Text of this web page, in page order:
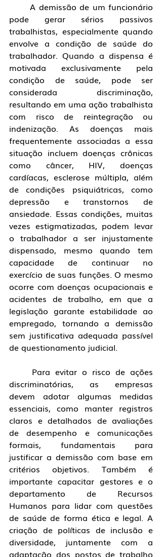
	A demissão de um funcionário
pode gerar sérios passivos
trabalhistas, especialmente quando
envolve a condição de saúde do
trabalhador. Quando a dispensa é
motivada exclusivamente pela
condição de saúde, pode ser
considerada discriminação,
resultando em uma ação trabalhista
com risco de reintegração ou
indenização. As doenças mais
frequentemente associadas a essa
situação incluem doenças crônicas
como câncer, HIV, doenças
cardíacas, esclerose múltipla, além
de condições psiquiátricas, como
depressão e transtornos de
ansiedade. Essas condições, muitas
vezes estigmatizadas, podem levar
o trabalhador a ser injustamente
dispensado, mesmo quando tem
capacidade de continuar no
exercício de suas funções. O mesmo
ocorre com doenças ocupacionais e
acidentes de trabalho, em que a
legislação garante estabilidade ao
empregado, tornando a demissão
sem justificativa adequada passível
de questionamento judicial.
discriminatórias, as empresas
devem adotar algumas medidas
essenciais, como manter registros
claros e detalhados de avaliações
de desempenho e comunicações
formais, fundamentais para
justificar a demissão com base em
critérios objetivos. Também é
importante capacitar gestores e o
departamento de Recursos
Humanos para lidar com questões
de saúde de forma ética e legal. A
criação de políticas de inclusão e
diversidade, juntamente com a
adaptação dos postos de trabalho